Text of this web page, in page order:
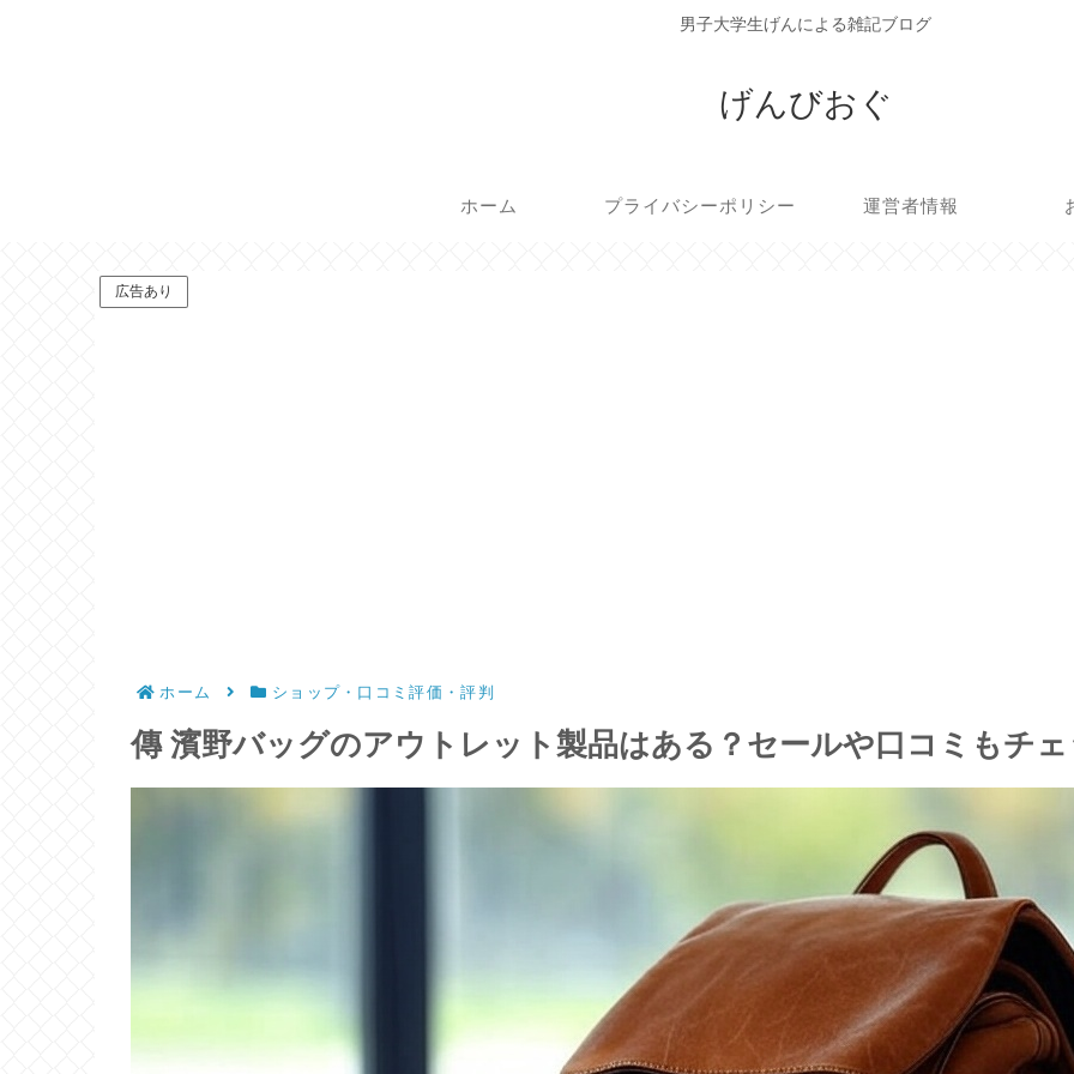
男子大学生げんによる雑記ブログ
げんびおぐ
ホーム プライバシーポリシー 運営者情報
広告あり
ホーム ショップ・口コミ評価・評判
傳 濱野バッグのアウトレット製品はある？セールや口コミもチ